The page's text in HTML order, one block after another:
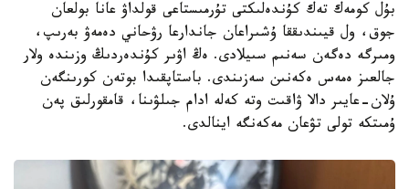
بۇل كومەك تەك كۇندەلىكتى تۇرمىستاعى قولداۋ عانا بولعان
جوق، ول قيىندىققا ۇشىراعان جاندارعا رۋحاني دەمەۋ بەرىپ،
ومىرگە دەگەن سەنىم سىيلادى. ەڭ اۋىر كۇندەردىڭ وزىندە ولار
جالعىز ەمەس ەكەنىن سەزىندى. باستاپقىدا بوتەن كورىنگەن
ۇلان-عايىر دالا ۋاقىت وتە كەلە ادام جىلۋىنا، قامقورلىق پەن
ۇمىتكە تولى تۋعان مەكەنگە اينالدى.